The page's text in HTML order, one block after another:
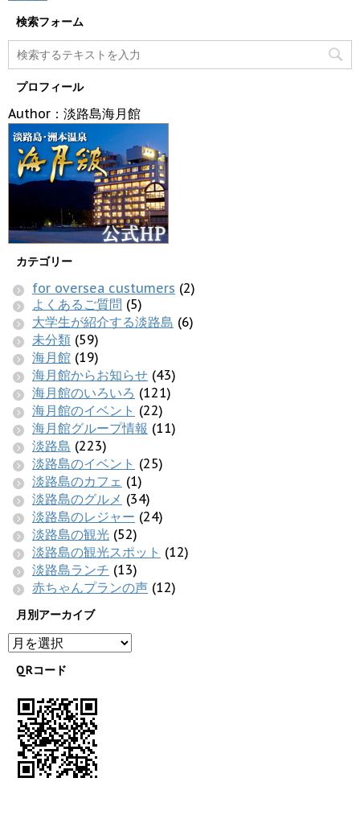
検索フォーム
プロフィール
Author：淡路島海月館
カテゴリー
for oversea custumers (2)
よくあるご質問 (5)
大学生が紹介する淡路島 (6)
未分類 (59)
海月館 (19)
海月館からお知らせ (43)
海月館のいろいろ (121)
海月館のイベント (22)
海月館グループ情報 (11)
淡路島 (223)
淡路島のイベント (25)
淡路島のカフェ (1)
淡路島のグルメ (34)
淡路島のレジャー (24)
淡路島の観光 (52)
淡路島の観光スポット (12)
淡路島ランチ (13)
赤ちゃんプランの声 (12)
月別アーカイブ
QRコード